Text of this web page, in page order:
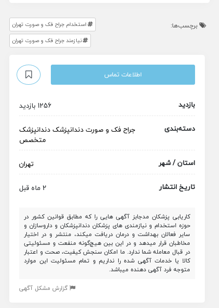
برچسب‌ها:
استخدام جراح فک و صورت تهران
نیازمند جراح فک و صورت تهران
اطلاعات تماس
بازدید
1256 بازدید
دسته‌بندی
جراح فک و صورتدندانپزشک دندانپزشک
متخصص
استان / شهر
تهران
تاریخ انتشار
2 ماه قبل
کاریابی پزشکان مدجابز آگهی هایی را که مطابق قوانین کشور در
حوزه استخدام و نیازمندی های پزشکان دندانپزشکان و داروسازان و
سایر فعالان بهداشت و درمان دریافت میکند، منتشر و در اختیار
مخاطبان قرار میدهد و در این بین هیچ‌گونه منفعت و مسئولیتی
در قبال معامله شما ندارد. ما امکان سنجش کیفیت، صحت و اعتبار
کالا یا خدمات آگهی شده را نداریم و تمام مسئولیت این موارد
متوجه فرد آگهی دهنده میباشد.
گزارش مشکل آگهی